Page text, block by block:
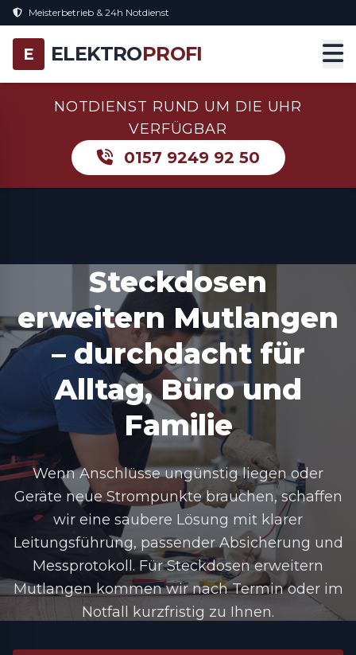
Meisterbetrieb & 24h Notdienst
E ELEKTROPROFI
NOTDIENST RUND UM DIE UHR
VERFÜGBAR
0157 9249 92 50
Steckdosen
erweitern Mutlangen
– durchdacht für
Alltag, Büro und
Familie
Wenn Anschlüsse ungünstig liegen oder
Geräte neue Strompunkte brauchen, schaffen
wir eine saubere Lösung mit klarer
Leitungsführung, passender Absicherung und
Messprotokoll. FürSteckdosen erweitern
Mutlangenkommen wir nach Termin oder im
Notfall kurzfristig zu Ihnen.